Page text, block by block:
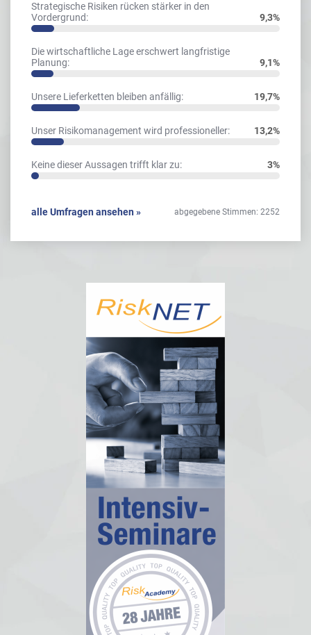
Strategische Risiken rücken stärker in den
Vordergrund:
9,3%
Die wirtschaftliche Lage erschwert langfristige
Planung:
9,1%
Unsere Lieferketten bleiben anfällig: 19,7%
Unser Risikomanagement wird professioneller: 13,2%
Keine dieser Aussagen trifft klar zu: 3%
alle Umfragen ansehen » abgegebene Stimmen: 2252